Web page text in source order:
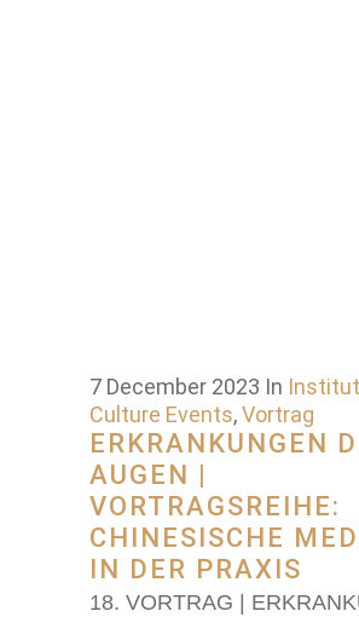
7 December 2023 In
Culture Events,Vortrag
ERKRANKUNGEN
AUGEN |
VORTRAGSREIHE:
CHINESISCHE
IN DER PRAXIS
18. VORTRAG |